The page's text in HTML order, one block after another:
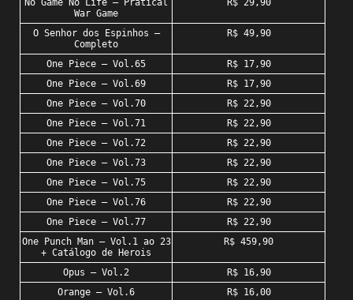
No Game No Life – Pratical
War Game
R$ 29,90
O Senhor dos Espinhos –
Completo
R$ 49,90
One Piece – Vol.65
R$ 17,90
One Piece – Vol.69
R$ 17,90
One Piece – Vol.70
R$ 22,90
One Piece – Vol.71
R$ 22,90
One Piece – Vol.72
R$ 22,90
One Piece – Vol.73
R$ 22,90
One Piece – Vol.75
R$ 22,90
One Piece – Vol.76
R$ 22,90
One Piece – Vol.77
R$ 22,90
One Punch Man – Vol.1 ao 23
+ Catálogo de Herois
R$ 459,90
Opus – Vol.2
R$ 16,90
Orange – Vol.6
R$ 16,00